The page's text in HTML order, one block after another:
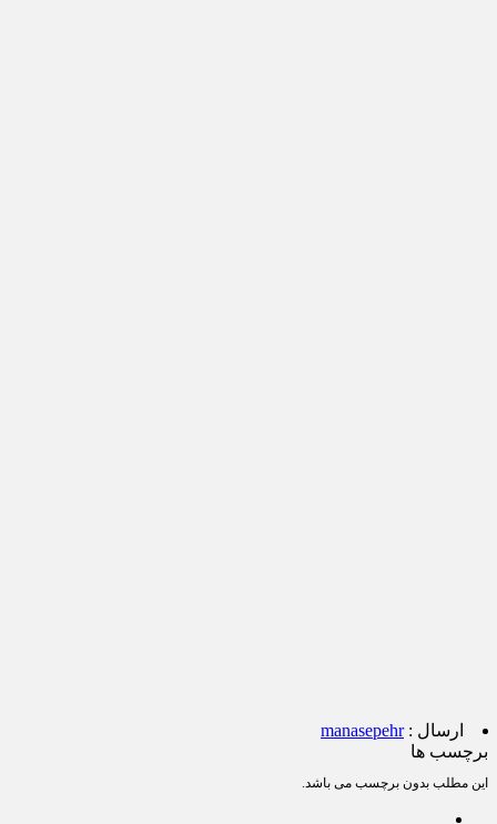
ارسال :manasepehr
برچسب ها
این مطلب بدون برچسب می باشد.